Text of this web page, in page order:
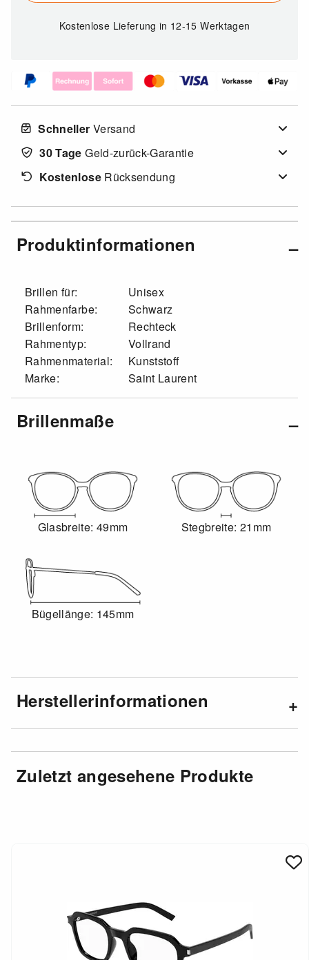
Kostenlose Lieferungin 12-15 Werktagen
Schneller Versand
30 Tage Geld-zurück-Garantie
KostenloseRücksendung
Produktinformationen
Brillen für:
Unisex
Rahmenfarbe:
Schwarz
Brillenform:
Rechteck
Rahmentyp:
Vollrand
Rahmenmaterial:
Kunststoff
Marke:
Saint Laurent
Brillenmaße
Glasbreite: 49mm Stegbreite: 21mm
Bügellänge: 145mm
Herstellerinformationen
Zuletzt angesehene Produkte